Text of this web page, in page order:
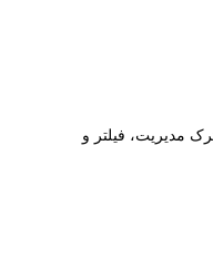
مدیریت، فیلتر و